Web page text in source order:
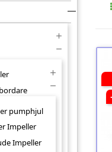





pumphjul
Impeller
Impeller